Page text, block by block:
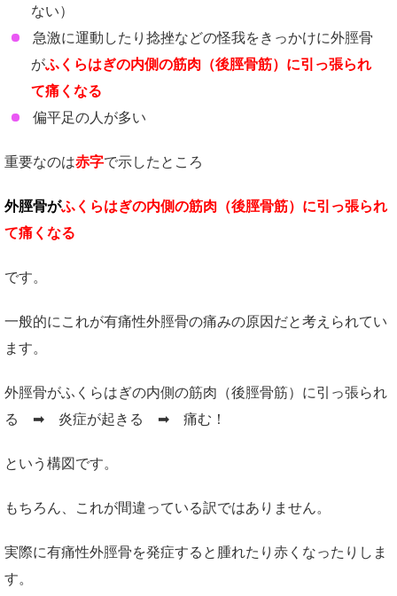
ない）
急激に運動したり捻挫などの怪我をきっかけに外脛骨
がふくらはぎの内側の筋肉（後脛骨筋）に引っ張られ
て痛くなる
偏平足の人が多い
重要なのは赤字で示したところ
外脛骨がふくらはぎの内側の筋肉（後脛骨筋）に引っ張られ
て痛くなる
です。
一般的にこれが有痛性外脛骨の痛みの原因だと考えられてい
ます。
外脛骨がふくらはぎの内側の筋肉（後脛骨筋）に引っ張られ
る ➡ 炎症が起きる ➡ 痛む！
という構図です。
もちろん、これが間違っている訳ではありません。
実際に有痛性外脛骨を発症すると腫れたり赤くなったりしま
す。